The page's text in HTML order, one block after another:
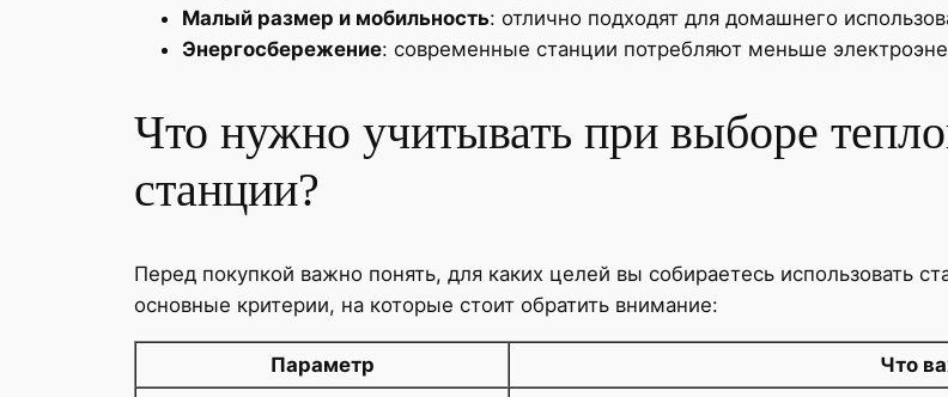
Малый размер и мобильность: отлично подходят для домашнего
Энергосбережение: современные станции потребляют меньше
Что нужно учитывать при выборе
станции?
Перед покупкой важно понять, для каких целей вы собираетесь использовать
основные критерии, на которые стоит обратить внимание:
Параметр Что